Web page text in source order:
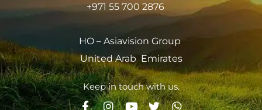
+971 55 700 2876
HO – Asiavision Group
United Arab Emirates
Keep in touch with us.